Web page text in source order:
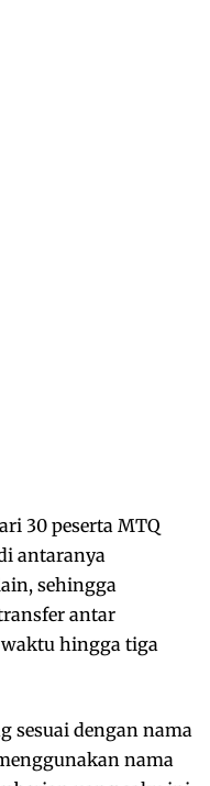
30 peserta MTQ
antaranya
sehingga
antar
hingga tiga
sesuai dengan nama
nama